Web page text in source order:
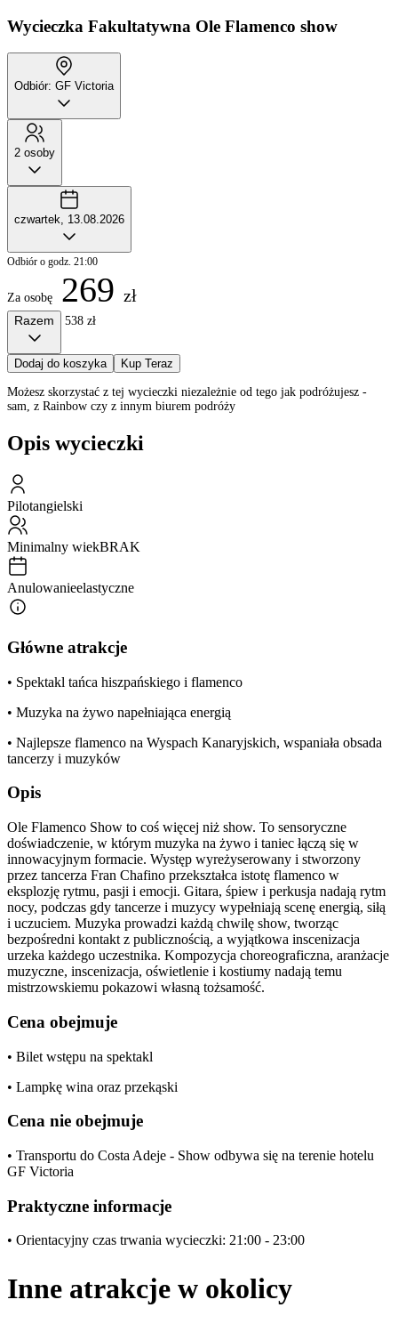
Wycieczka Fakultatywna Ole Flamenco show
Odbiór: GF Victoria
2 osoby
czwartek, 13.08.2026
Odbiór o godz. 21:00
Za osobę 269 zł
Razem 538 zł
Dodaj do koszyka Kup Teraz
Możesz skorzystać z tej wycieczki niezależnie od tego jak podróżujesz -
sam, z Rainbow czy z innym biurem podróży
Opis wycieczki
Pilotangielski
Minimalny wiekBRAK
Anulowanieelastyczne
Główne atrakcje
• Spektakl tańca hiszpańskiego i flamenco
• Muzyka na żywo napełniająca energią
• Najlepsze flamenco na Wyspach Kanaryjskich, wspaniała obsada
tancerzy i muzyków
Opis
Ole Flamenco Show to coś więcej niż show. To sensoryczne
doświadczenie, w którym muzyka na żywo i taniec łączą się w
innowacyjnym formacie. Występ wyreżyserowany i stworzony
przez tancerza Fran Chafino przekształca istotę flamenco w
eksplozję rytmu, pasji i emocji. Gitara, śpiew i perkusja nadają rytm
nocy, podczas gdy tancerze i muzycy wypełniają scenę energią, siłą
i uczuciem. Muzyka prowadzi każdą chwilę show, tworząc
bezpośredni kontakt z publicznością, a wyjątkowa inscenizacja
urzeka każdego uczestnika. Kompozycja choreograficzna, aranżacje
muzyczne, inscenizacja, oświetlenie i kostiumy nadają temu
mistrzowskiemu pokazowi własną tożsamość.
Cena obejmuje
• Bilet wstępu na spektakl
• Lampkę wina oraz przekąski
Cena nie obejmuje
• Transportu do Costa Adeje - Show odbywa się na terenie hotelu
GF Victoria
Praktyczne informacje
• Orientacyjny czas trwania wycieczki: 21:00 - 23:00
Inne atrakcje w okolicy